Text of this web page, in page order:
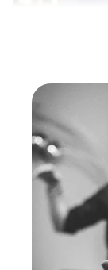
4 minutes
Mode